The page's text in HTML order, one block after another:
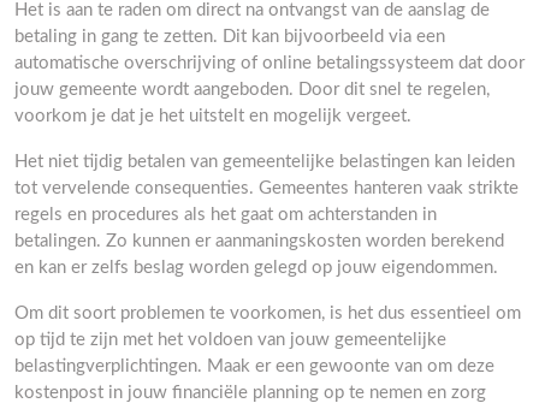
Het is aan te raden om direct na ontvangst van de aanslag de
betaling in gang te zetten. Dit kan bijvoorbeeld via een
automatische overschrijving of online betalingssysteem dat door
jouw gemeente wordt aangeboden. Door dit snel te regelen,
voorkom je dat je het uitstelt en mogelijk vergeet.
Het niet tijdig betalen van gemeentelijke belastingen kan leiden
tot vervelende consequenties. Gemeentes hanteren vaak strikte
regels en procedures als het gaat om achterstanden in
betalingen. Zo kunnen er aanmaningskosten worden berekend
en kan er zelfs beslag worden gelegd op jouw eigendommen.
Om dit soort problemen te voorkomen, is het dus essentieel om
op tijd te zijn met het voldoen van jouw gemeentelijke
belastingverplichtingen. Maak er een gewoonte van om deze
kostenpost in jouw financiële planning op te nemen en zorg